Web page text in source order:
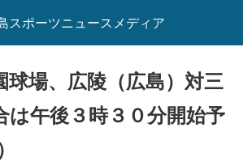
スポーツニュースメディア
球場、広陵（広島）対三
は午後３時３０分開始予